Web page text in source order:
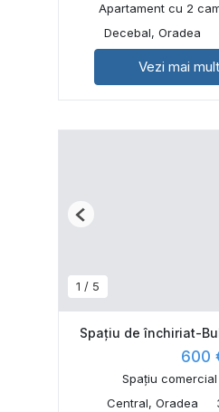
Apartament cu 2
Decebal, Oradea
Vezi mai
1 / 5
Previous
Spațiu de închiriat-
600
Spațiu
Central, Oradea